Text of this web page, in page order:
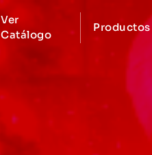
Ver
Catálogo
Productos